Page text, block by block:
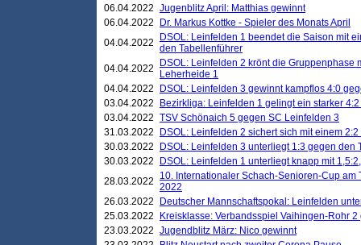
06.04.2022 Jugenblitz April: Matthias gewinnt
06.04.2022
Dr. Markus Kottke - Spieler des Monats April
04.04.2022
DSOL: Leinfelden 1 beendet die Saison mit
den Tabellenführer
04.04.2022
DSOL: Leinfelden 2 krönt die Gruppenphase
Leherheide 1
04.04.2022
DSOL: Leinfelden 3 gewinnt kampflos 4:0
03.04.2022
Bezirkliga: Leinfelden 1 gelingt ein starker
03.04.2022 TSV Schönaich 5 gegen SC Leinfelden 3
31.03.2022
DSOL: Leinfelden 2 sichert sich mit einem
30.03.2022
DSOL: Leinfelden 3 unterliegt 1:3 gegen den
30.03.2022
DSOL: Leinfelden 1 unterliegt knapp mit
28.03.2022
10. Internationaler Schach-Senioren-Cup am
2022
26.03.2022
Deutscher Mannschaftspokal: Leinfelden
25.03.2022
Kreisklasse: Verbandsspiel Vaihingen-Rohr
23.03.2022 Jugendblitz März: Nico gewinnt